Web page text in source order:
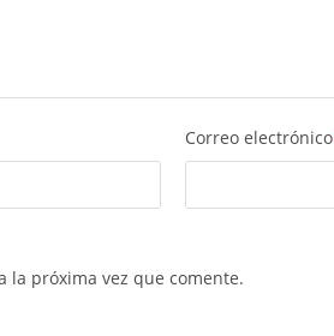
Correo electrónico
la próxima vez que comente.